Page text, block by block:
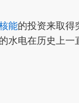
能的投资来取得
水电在历史上